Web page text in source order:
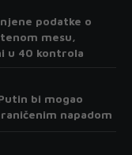
podatke o
mesu,
u 40 kontrola
bi mogao
napadom